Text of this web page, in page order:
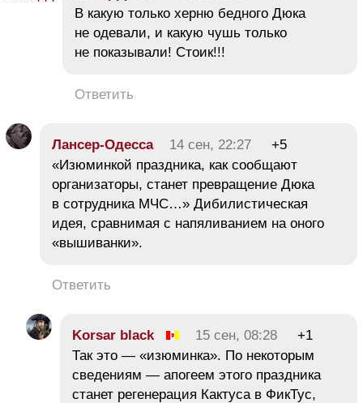
В какую только херню бедного Дюка
не одевали, и какую чушь только
не показывали! Стоик!!!
Ответить
Лансер-Одесса 14 сен, 22:27
+5
«Изюминкой праздника, как сообщают
организаторы, станет превращение Дюка
в сотрудника МЧС…» Дибилистическая
идея, сравнимая с напяливанием на оного
«вышиванки».
Ответить
Korsar black 15 сен, 08:28
+1
Так это — «изюминка». По некоторым
сведениям — апогеем этого праздника
станет регенерация Кактуса в ФикТус,